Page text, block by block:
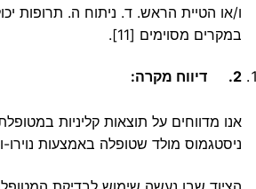
ו/או הטיית הראש. ד. ניתוח ה. תרופות
במקרים מסוימים [11]
.
2. דיווח מקרה:
ניסטגמוס מולד שטופלה באמצעות נוירו-